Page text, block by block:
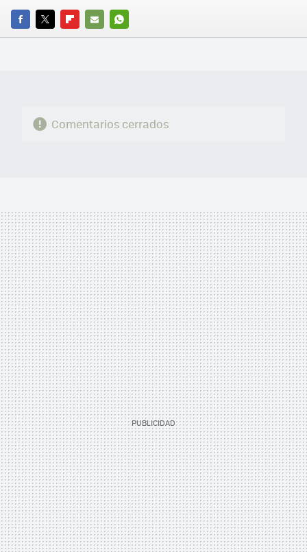
FACEBOOK
TWITTERFLIPBOARD
E-
WHATSAPP
Comentarios cerrados